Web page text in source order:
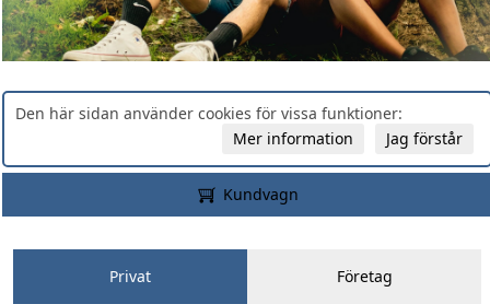
Den här sidan använder cookies för vissa funktioner:
Jag förstår
Mer information
Kundvagn
Privat Företag